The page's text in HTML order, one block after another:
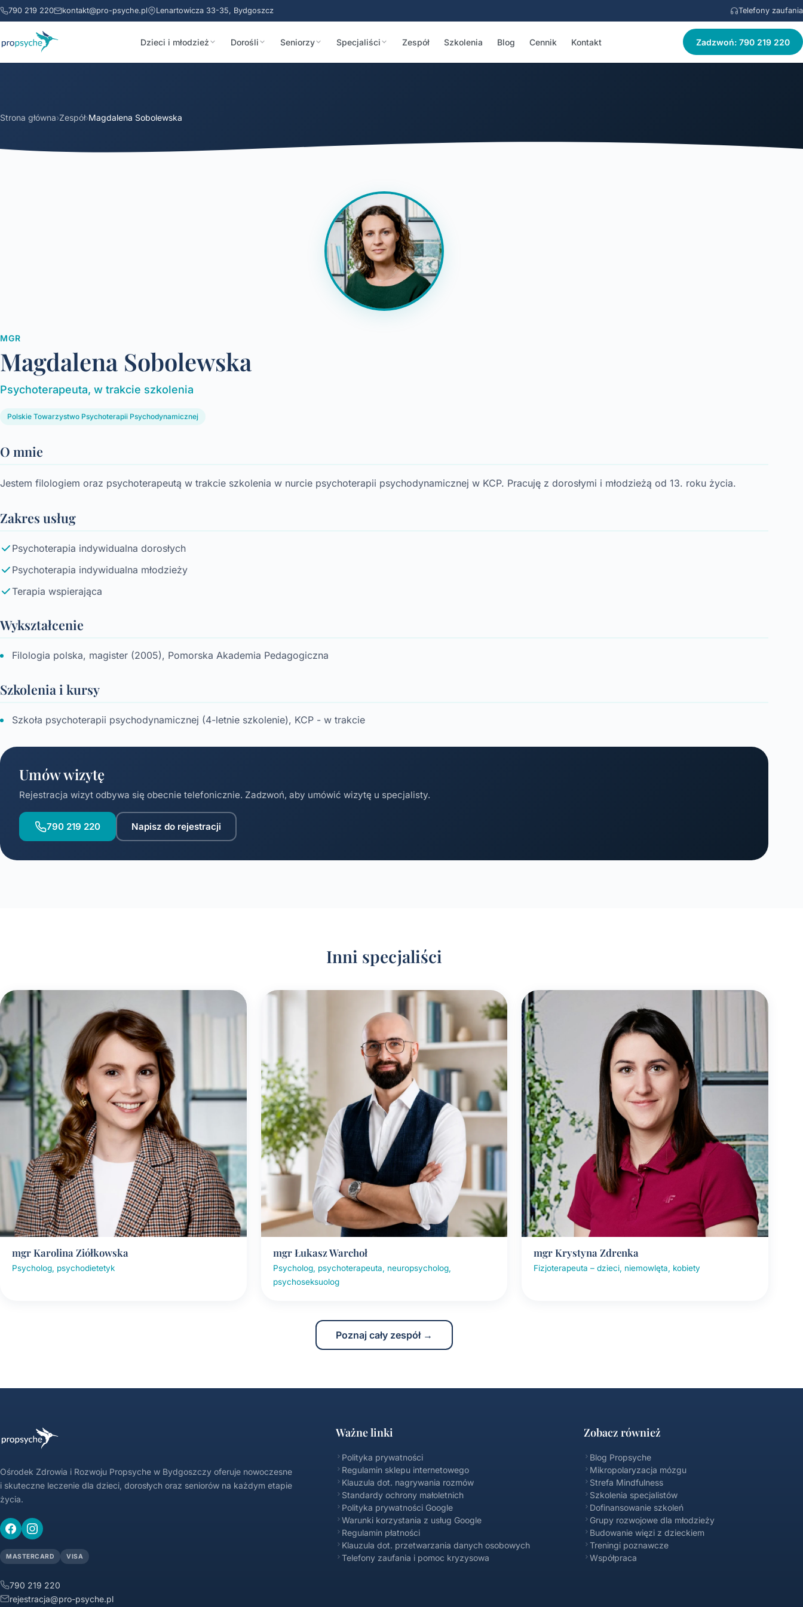
790 219 220 kontakt@pro-psyche.pl Lenartowicza 33-35, Bydgoszcz Telefony zaufania
Dzieci i młodzież Dorośli Seniorzy Specjaliści Zespół Szkolenia Blog Cennik Kontakt Zadzwoń: 790 219 220
Strona główna›Zespół›Magdalena Sobolewska
MGR
Magdalena Sobolewska
Psychoterapeuta, w trakcie szkolenia
Polskie Towarzystwo Psychoterapii Psychodynamicznej
O mnie
Jestem filologiem oraz psychoterapeutą w trakcie szkolenia w nurcie psychoterapii psychodynamicznej w KCP. Pracuję z dorosłymi i młodzieżą od 13. roku życia.
Zakres usług
Psychoterapia indywidualna dorosłych
Psychoterapia indywidualna młodzieży
Terapia wspierająca
Wykształcenie
Filologia polska, magister (2005), Pomorska Akademia Pedagogiczna
Szkolenia i kursy
Szkoła psychoterapii psychodynamicznej (4-letnie szkolenie), KCP - w trakcie
Umów wizytę
Rejestracja wizyt odbywa się obecnie telefonicznie. Zadzwoń, aby umówić wizytę u specjalisty.
790 219 220 Napisz do rejestracji
Inni specjaliści
mgr Karolina Ziółkowska
Psycholog, psychodietetyk
mgr Łukasz Warchoł
Psycholog, psychoterapeuta, neuropsycholog,
psychoseksuolog
mgr Krystyna Zdrenka
Fizjoterapeuta – dzieci, niemowlęta, kobiety
Poznaj cały zespół →
Ośrodek Zdrowia i Rozwoju Propsyche w Bydgoszczy oferuje nowoczesne
i skuteczne leczenie dla dzieci, dorosłych oraz seniorów na każdym etapie
życia.
MASTERCARD VISA
790 219 220
rejestracja@pro-psyche.pl
Ważne linki
Polityka prywatności
Regulamin sklepu internetowego
Klauzula dot. nagrywania rozmów
Standardy ochrony małoletnich
Polityka prywatności Google
Warunki korzystania z usług Google
Regulamin płatności
Klauzula dot. przetwarzania danych osobowych
Telefony zaufania i pomoc kryzysowa
Zobacz również
Blog Propsyche
Mikropolaryzacja mózgu
Strefa Mindfulness
Szkolenia specjalistów
Dofinansowanie szkoleń
Grupy rozwojowe dla młodzieży
Budowanie więzi z dzieckiem
Treningi poznawcze
Współpraca
Propsyche FAQ
Online